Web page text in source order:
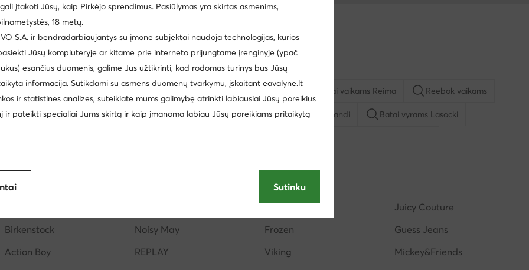
Batai vaikams Nike Šlepetės vyrams Reebok vyrams Batai vaikams Reima Reebok vaikams
laisvalaikio batai vyrams Aeronautica Militare Žemi laisvalaikio batai vyrams Sprandi Batai vyrams Lasocki
Clara Barson Reebok
Juicy Couture
Birkenstock Noisy May Frozen
Guess Jeans
Action Boy REPLAY Viking
Mickey&Friends
įtakoti Jūsų, kaip Pirkėjo sprendimus. Pasiūlymas yra skirtas asmenims,
18 metų.
S.A. ir bendradarbiaujantys su įmone subjektai naudoja technologijas, kurios
Jūsų kompiuteryje ar kitame prie interneto prijungtame įrenginyje (ypač
esančius duomenis, galime Jus užtikrinti, kad rodomas turinys bus Jūsų
informacija. Sutikdami su asmens duomenų tvarkymu, įskaitant eavalyne.lt
ir statistines analizes, suteikiate mums galimybę atrinkti labiausiai Jūsų poreikius
ir pateikti specialiai Jums skirtą ir kaip įmanoma labiau Jūsų poreikiams pritaikytą
Sutinku